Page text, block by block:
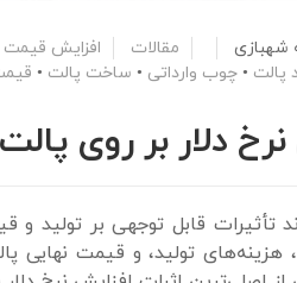
شهبازی مقالات افزایش قیمت
پالت • چوب وارداتی • ساخت پالت •
نرخ دلار بر روی
تأثیرات قابل توجهی بر تولید
هزینه‌های تولید، و قیمت